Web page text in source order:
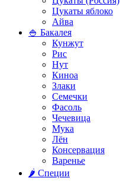
Цукаты яблоко
Айва
🍚 Бакалея
Кунжут
Рис
Нут
Киноа
Злаки
Семечки
Фасоль
Чечевица
Мука
Лён
Консервация
Варенье
🌶️ Специи